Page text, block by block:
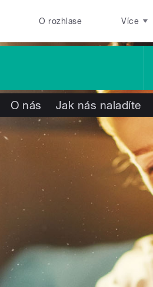
O rozhlase Více
O nás Jak nás naladíte